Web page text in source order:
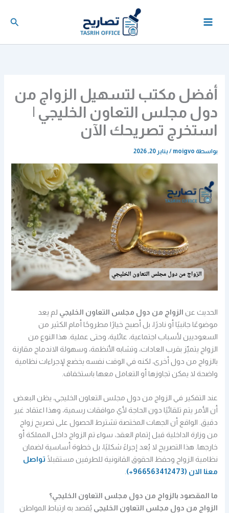
أفضل مكتب لتسهيل الزواج من
دول مجلس التعاون الخليجي |
استخرج تصريحك الآن
بواسطة moigvo
/يناير 20, 2026
الحديث عن الزواج من دول مجلس التعاون الخليجي لم يعد
موضوعًا جانبيًا أو نادرًا، بل أصبح خيارًا مطروحًا أمام الكثير من
السعوديين لأسباب اجتماعية، عائلية، وحتى عملية. هذا النوع من
الزواج يتميّز بقرب العادات، وتشابه الأنظمة، وسهولة الاندماج مقارنة
بالزواج من دول أخرى، لكنه في الوقت نفسه يخضع لإجراءات نظامية
واضحة لا يمكن تجاوزها أو التعامل معها باستخفاف.
عند التفكير في الزواج من دول مجلس التعاون الخليجي، يظن البعض
أن الأمر يتم تلقائيًا دون الحاجة لأي موافقات رسمية، وهذا اعتقاد غير
دقيق. الواقع أن الجهات المختصة تشترط الحصول على تصريح زواج
من وزارة الداخلية قبل إتمام العقد، سواء تم الزواج داخل المملكة أو
خارجها. هذا التصريح لا يُعد إجراءً شكليًا، بل خطوة أساسية لضمان
نظامية الزواج وحفظ الحقوق القانونية للطرفين مستقبلًا تواصل
معنا الان (966563412473+)
ما المقصود بالزواج من دول مجلس التعاون الخليجي؟
الزواج من دول مجلس التعاون الخليجي يُقصد به ارتباط المواطن